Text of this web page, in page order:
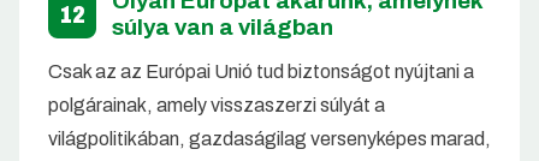
12
súlya van a világban
Csak az az Európai Unió tud biztonságot nyújtani a
polgárainak, amely visszaszerzi súlyát a
világpolitikában, gazdaságilag versenyképes marad,